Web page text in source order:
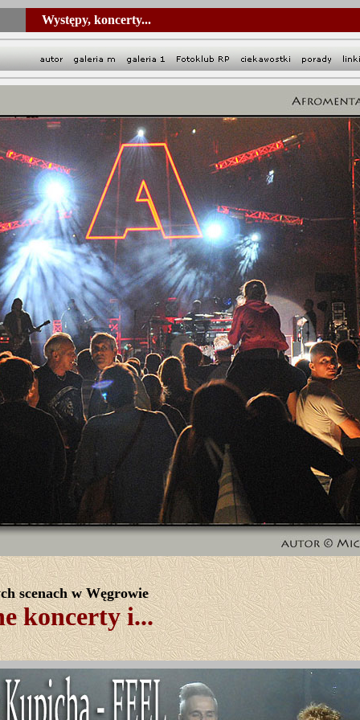
Występy, koncerty...
scenach w Węgrowie
koncerty i...